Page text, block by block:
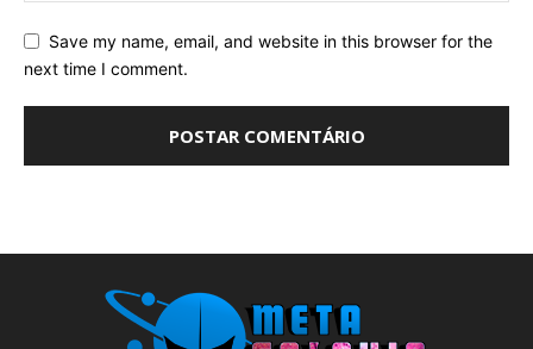
Save my name, email, and website in this browser for the
next time I comment.